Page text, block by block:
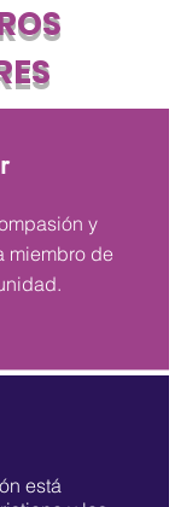
y
miembro de
está